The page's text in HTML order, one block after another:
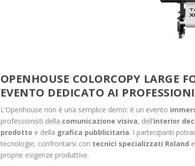
OPENHOUSE COLORCOPY LARGE
EVENTO DEDICATO AI
L’Openhouse non è una semplice demo: è un evento
professionisti della comunicazione visiva, dell’interior
prodotto e della grafica pubblicitaria. I partecipanti
tecnologie, confrontarsi con tecnici specializzati Roland
proprie esigenze produttive.